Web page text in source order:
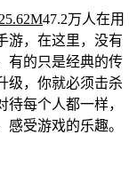
47.2万人在用
游，在这里，没有
有的只是经典的传
级，你就必须击杀
每个人都一样，
受游戏的乐趣。